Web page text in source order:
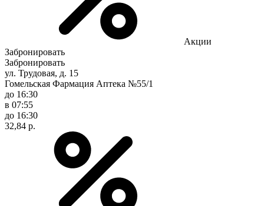
Акции
Забронировать
Забронировать
ул. Трудовая, д. 15
Гомельская Фармация Аптека №55/1
до 16:30
в 07:55
до 16:30
32,84 р.